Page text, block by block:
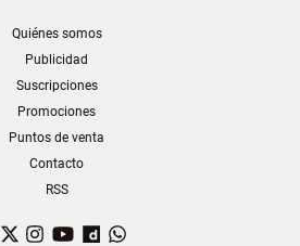
Quiénes somos
Publicidad
Suscripciones
Promociones
Puntos de venta
Contacto
RSS
Facebook
TwitterInstagram
YouTubeDailymotion